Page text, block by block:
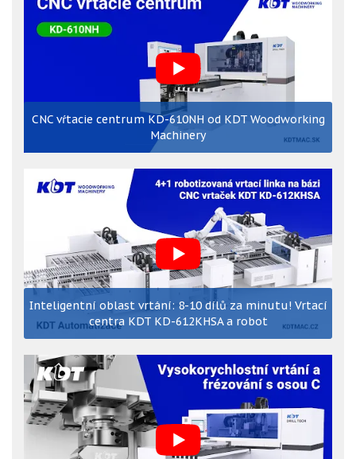
CNC vŕtacie centrum KD-610NH od KDT Woodworking
Machinery
Inteligentní oblast vrtání: 8-10 dílů za minutu! Vrtací
centra KDT KD-612KHSA a robot